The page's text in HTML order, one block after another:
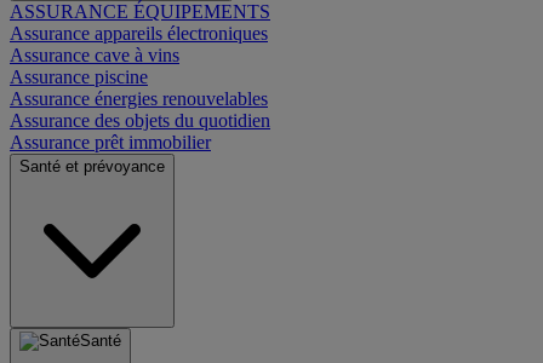
ASSURANCE ÉQUIPEMENTS
Assurance appareils électroniques
Assurance cave à vins
Assurance piscine
Assurance énergies renouvelables
Assurance des objets du quotidien
Assurance prêt immobilier
Santé et prévoyance
Santé